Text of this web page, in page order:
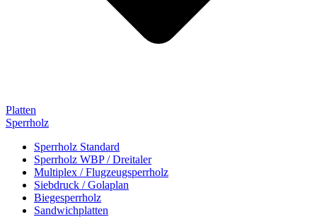
Platten
Sperrholz
Sperrholz Standard
Sperrholz WBP / Dreitaler
Multiplex / Flugzeugsperrholz
Siebdruck / Golaplan
Biegesperrholz
Sandwichplatten